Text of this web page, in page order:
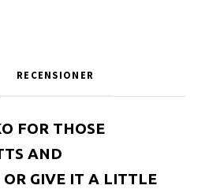
RECENSIONER
FOR THOSE
AND
OR GIVE IT A LITTLE